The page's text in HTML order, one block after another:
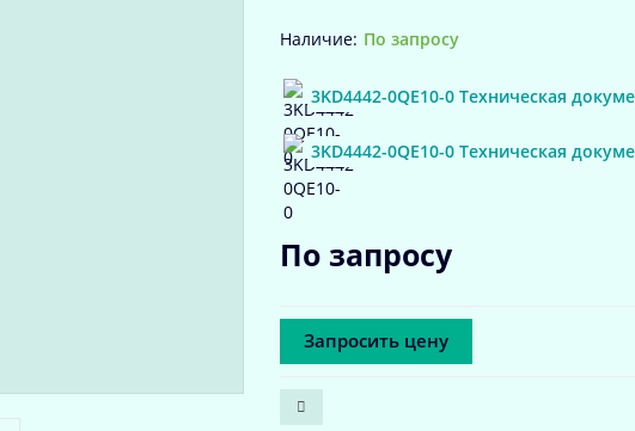
По запросу
3KD4442-0QE10-0 Техническая
3KD4442-0QE10-0 Техническая
По запросу
Запросить цену